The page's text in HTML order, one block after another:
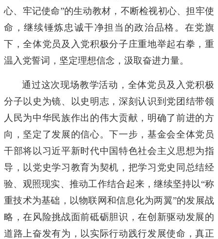
心、牢记使命”的生动教材，不断检视初心、担牢使
命，继续锤炼忠诚干净担当的政治品格。在党旗
下 ，全体党员 及入党积极分子庄重地举起右拳，重
温入党誓词，坚定理想信念，汲取奋进力量。
通过这次现场教学活动，全体党员 及入党积极
分子以史为镜、以史明志，深刻认识到党团结带领
人民为中华民族作出的伟大贡献，明确了前进的方
向，坚定了发展的信心。下一步， 基金会全体党员
干部将以习近平新时代中国特色社会主义思想为指
导，以党史学习教育为契机，把学习党史同总结经
验、观照现实、推动工作结合起来，继续坚持以“称
重技术为基础，以物联网和信息化为两翼”的发展战
略，在风险挑战面前砥砺胆识，在创新驱动发展的
道路上奋发有为，以实际行动践行发展使命，真正